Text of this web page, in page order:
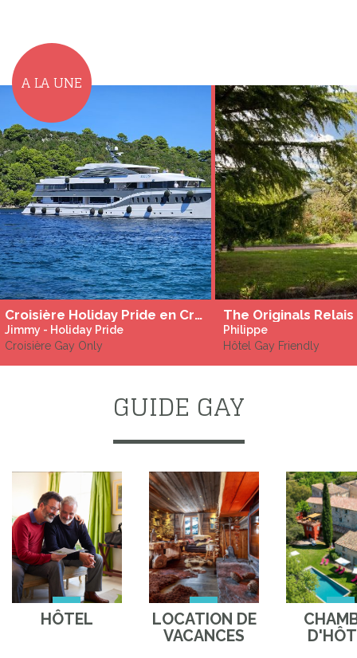
A LA UNE
Croisière Holiday Pride en Croatie à bord du MS Zeus
Jimmy - Holiday Pride
Croisière Gay Only
Philippe
Hôtel Gay Friendly
GUIDE GAY
HÔTEL
LOCATION DE
VACANCES